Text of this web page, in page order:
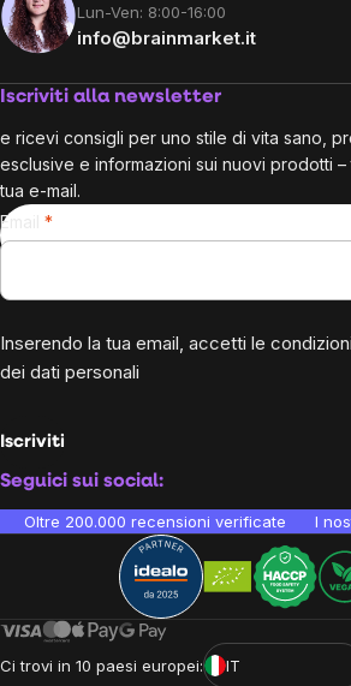
Lun-Ven: 8:00-16:00
info@brainmarket.it
Iscriviti alla newsletter
e ricevi consigli per uno stile di vita sano,
esclusive e informazioni sui nuovi prodotti –
tua e-mail.
Email
Inserendo la tua email, accetti le
dei dati personali
Iscriviti
Seguici sui social:
Oltre 200.000 recensioni verificate I
Ci trovi in 10 paesi europei:
IT